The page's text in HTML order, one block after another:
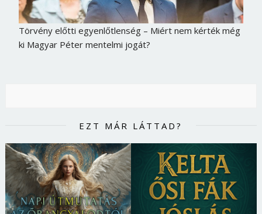
Törvény előtti egyenlőtlenség – Miért nem kérték még
ki Magyar Péter mentelmi jogát?
EZT MÁR LÁTTAD?